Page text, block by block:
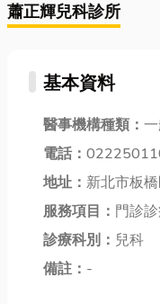
蕭正輝兒科診所
基本資料
醫事機構種類：
電話：
地址： 新北市板
服務項目： 門診
診療科別： 兒科
備註： -